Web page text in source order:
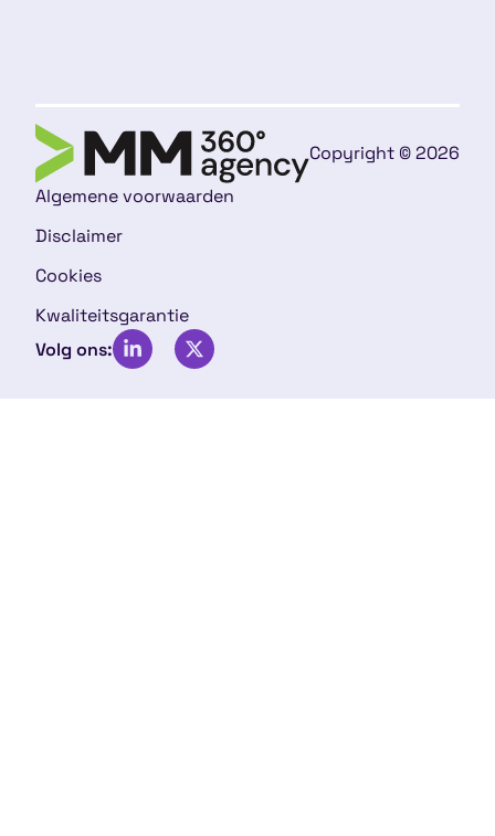
Copyright © 2026
Algemene voorwaarden
Disclaimer
Cookies
Kwaliteitsgarantie
Volg ons: